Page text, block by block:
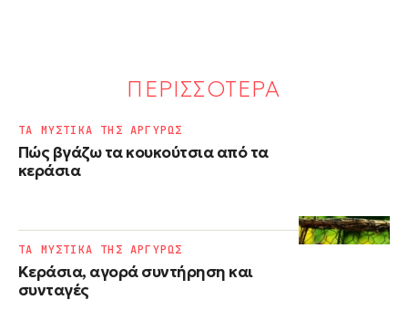
ΠΕΡΙΣΣΟΤΕΡΑ
Πώς βγάζω τα κουκούτσια από τα
κεράσια
ΤΑ ΜΥΣΤΙΚΑ ΤΗΣ ΑΡΓΥΡΩΣ
Κεράσια, αγορά συντήρηση και
συνταγές
ΤΑ ΜΥΣΤΙΚΑ ΤΗΣ ΑΡΓΥΡΩΣ